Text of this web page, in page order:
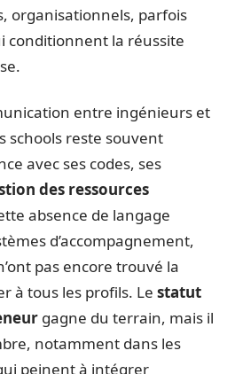
organisationnels, parfois
conditionnent la réussite
entre ingénieurs et
schools reste souvent
avec ses codes, ses
des ressources
absence de langage
d’accompagnement,
pas encore trouvé la
à tous les profils. Le statut
gagne du terrain, mais il
notamment dans les
peinent à intégrer